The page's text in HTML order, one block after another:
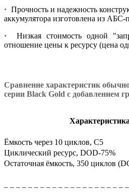
· Прочность и надежность
аккумулятора изготовлена из АБС-
· Низкая стоимость одной
отношение цены к ресурсу (цена
Сравнение характеристик
серии Black Gold с добавлением
Характеристика
Ёмкость через 10 циклов, С5
Циклический ресурс, DOD-75%
Остаточная ёмкость, 350 циклов